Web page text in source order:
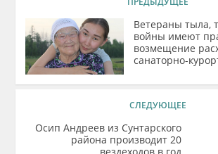
Ветераны тыла,
войны имеют
возмещение
санаторно-
СЛЕДУЮЩЕЕ
Осип Андреев из Сунтарского
района производит 20